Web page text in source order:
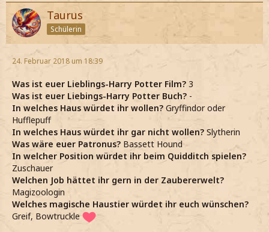
Taurus
Schülerin
24. Februar 2018 um 18:39
Was ist euer Lieblings-Harry Potter Film? 3
Was ist euer Liebings-Harry Potter Buch? -
In welches Haus würdet ihr wollen? Gryffindor oder
Hufflepuff
In welches Haus würdet ihr gar nicht wollen? Slytherin
Was wäre euer Patronus? Bassett Hound
In welcher Position würdet ihr beim Quidditch spielen?
Zuschauer
Welchen Job hättet ihr gern in der Zaubererwelt?
Magizoologin
Welches magische Haustier würdet ihr euch wünschen?
Greif, Bowtruckle